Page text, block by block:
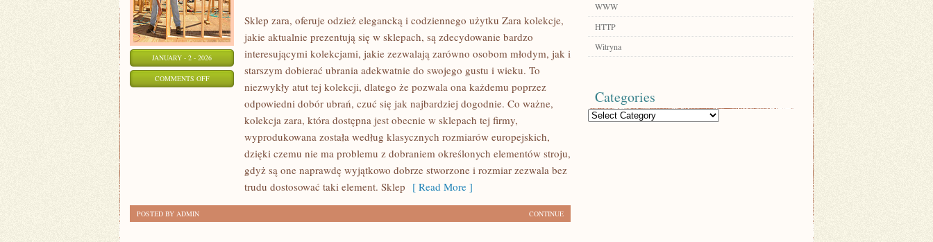
JANUARY - 2 - 2026
COMMENTS OFFON
Sklep zara, oferuje odzież elegancką i codziennego użytku Zara kolekcje,
jakie aktualnie prezentują się w sklepach, są zdecydowanie bardzo
interesującymi kolekcjami, jakie zezwalają zarówno osobom młodym, jak i
starszym dobierać ubrania adekwatnie do swojego gustu i wieku. To
niezwykły atut tej kolekcji, dlatego że pozwala ona każdemu poprzez
odpowiedni dobór ubrań, czuć się jak najbardziej dogodnie. Co ważne,
kolekcja zara, która dostępna jest obecnie w sklepach tej firmy,
wyprodukowana została według klasycznych rozmiarów europejskich,
dzięki czemu nie ma problemu z dobraniem określonych elementów stroju,
gdyż są one naprawdę wyjątkowo dobrze stworzone i rozmiar zezwala bez
trudu dostosować taki element. Sklep [ Read More ]
CONTINUE
POSTED BY ADMIN
WWW
HTTP
Witryna
Categories
Categories